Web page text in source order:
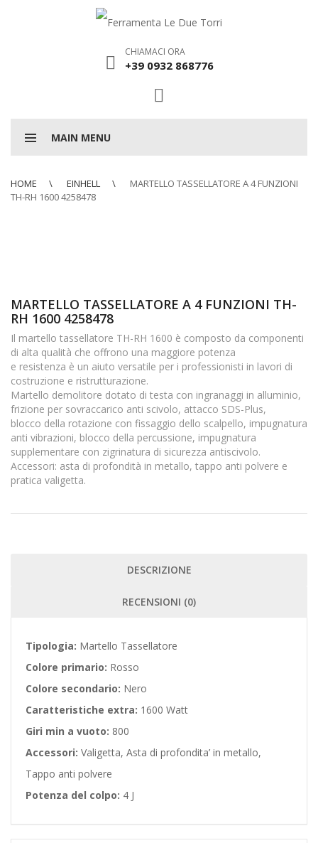
CHIAMACI ORA
+39 0932 868776
MAIN MENU
HOME EINHELL
MARTELLO TASSELLATORE A 4 FUNZIONI
TH-RH 1600 4258478
MARTELLO TASSELLATORE A 4 FUNZIONI TH-
RH 1600 4258478
Il martello tassellatore TH-RH 1600 è composto da componenti
di alta qualità che offrono una maggiore potenza
e resistenza è un aiuto versatile per i professionisti in lavori di
costruzione e ristrutturazione.
Martello demolitore dotato di testa con ingranaggi in alluminio,
frizione per sovraccarico anti scivolo, attacco SDS-Plus,
blocco della rotazione con fissaggio dello scalpello, impugnatura
anti vibrazioni, blocco della percussione, impugnatura
supplementare con zigrinatura di sicurezza antiscivolo.
Accessori: asta di profondità in metallo, tappo anti polvere e
pratica valigetta.
DESCRIZIONE
RECENSIONI (0)
Tipologia: Martello Tassellatore
Colore primario: Rosso
Colore secondario: Nero
Caratteristiche extra: 1600 Watt
Giri min a vuoto: 800
Accessori: Valigetta, Asta di profondita’ in metallo,
Tappo anti polvere
Potenza del colpo: 4 J